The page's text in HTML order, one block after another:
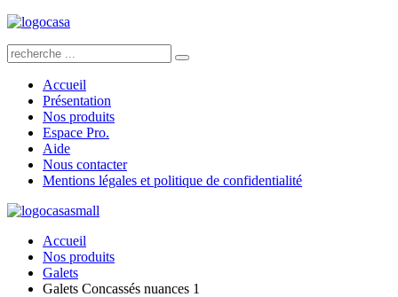
Accueil
Présentation
Nos produits
Espace Pro.
Aide
Nous contacter
Mentions légales et politique de confidentialité
Accueil
Nos produits
Galets
Galets Concassés nuances 1